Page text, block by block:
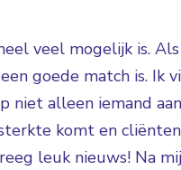
veel mogelijk is.
goede match is. Ik
alleen iemand
komt en
leuk nieuws! Na